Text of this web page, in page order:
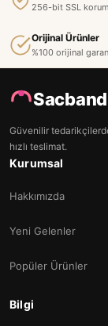
256-bit SSL
Orijinal Ürünler
%100 orijinal
Güvenilir
hızlı teslimat.
Kurumsal
Hakkımızda
Yeni Gelenler
Popüler Ürünler
Bilgi